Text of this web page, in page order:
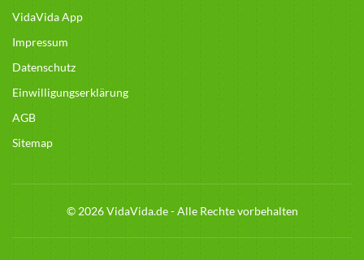
VidaVida App
Impressum
Datenschutz
Einwilligungserklärung
AGB
Sitemap
© 2026 VidaVida.de - Alle Rechte vorbehalten